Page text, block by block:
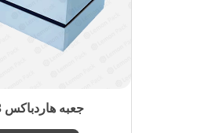
جعبه هاردباکس 3 تکه